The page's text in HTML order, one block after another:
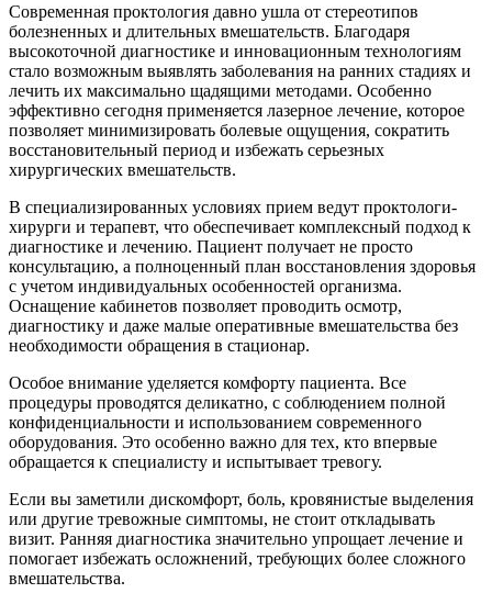
Современная проктология давно ушла от стереотипов
болезненных и длительных вмешательств. Благодаря
высокоточной диагностике и инновационным технологиям
стало возможным выявлять заболевания на ранних стадиях и
лечить их максимально щадящими методами. Особенно
эффективно сегодня применяется лазерное лечение, которое
позволяет минимизировать болевые ощущения, сократить
восстановительный период и избежать серьезных
хирургических вмешательств.
В специализированных условиях прием ведут проктологи-
хирурги и терапевт, что обеспечивает комплексный подход к
диагностике и лечению. Пациент получает не просто
консультацию, а полноценный план восстановления здоровья
с учетом индивидуальных особенностей организма.
Оснащение кабинетов позволяет проводить осмотр,
диагностику и даже малые оперативные вмешательства без
необходимости обращения в стационар.
Особое внимание уделяется комфорту пациента. Все
процедуры проводятся деликатно, с соблюдением полной
конфиденциальности и использованием современного
оборудования. Это особенно важно для тех, кто впервые
обращается к специалисту и испытывает тревогу.
Если вы заметили дискомфорт, боль, кровянистые выделения
или другие тревожные симптомы, не стоит откладывать
визит. Ранняя диагностика значительно упрощает лечение и
помогает избежать осложнений, требующих более сложного
вмешательства.